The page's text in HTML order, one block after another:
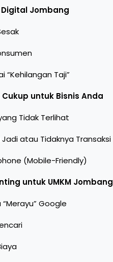
Digital Jombang
“Kehilangan Taji”
untuk Bisnis Anda
Tidak Terlihat
atau Tidaknya Transaksi
(Mobile-Friendly)
untuk UMKM Jombang
Google